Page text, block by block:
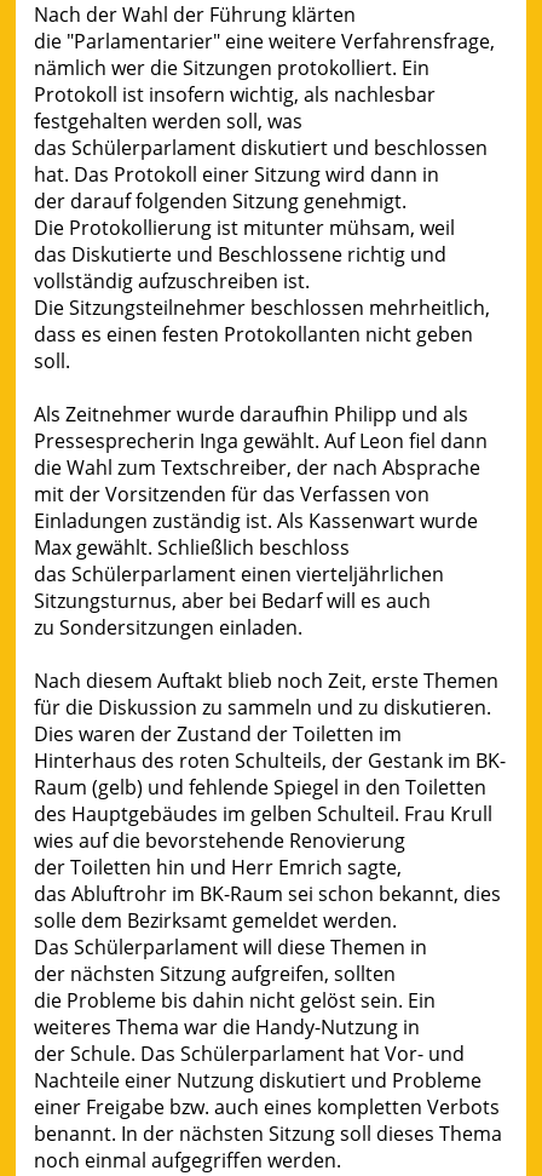
Nach der Wahl der Führung klärten
die "Parlamentarier" eine weitere Verfahrensfrage,
nämlich wer die Sitzungen protokolliert. Ein
Protokoll ist insofern wichtig, als nachlesbar
festgehalten werden soll, was
das Schülerparlament diskutiert und beschlossen
hat. Das Protokoll einer Sitzung wird dann in
der darauf folgenden Sitzung genehmigt.
Die Protokollierung ist mitunter mühsam, weil
das Diskutierte und Beschlossene richtig und
vollständig aufzuschreiben ist.
Die Sitzungsteilnehmer beschlossen mehrheitlich,
dass es einen festen Protokollanten nicht geben
soll.
Als Zeitnehmer wurde daraufhin Philipp und als
Pressesprecherin Inga gewählt. Auf Leon fiel dann
die Wahl zum Textschreiber, der nach Absprache
mit der Vorsitzenden für das Verfassen von
Einladungen zuständig ist. Als Kassenwart wurde
Max gewählt. Schließlich beschloss
das Schülerparlament einen vierteljährlichen
Sitzungsturnus, aber bei Bedarf will es auch
zu Sondersitzungen einladen.
Nach diesem Auftakt blieb noch Zeit, erste Themen
für die Diskussion zu sammeln und zu diskutieren.
Dies waren der Zustand der Toiletten im
Hinterhaus des roten Schulteils, der Gestank im BK-
Raum (gelb) und fehlende Spiegel in den Toiletten
des Hauptgebäudes im gelben Schulteil. Frau Krull
wies auf die bevorstehende Renovierung
der Toiletten hin und Herr Emrich sagte,
das Abluftrohr im BK-Raum sei schon bekannt, dies
solle dem Bezirksamt gemeldet werden.
Das Schülerparlament will diese Themen in
der nächsten Sitzung aufgreifen, sollten
die Probleme bis dahin nicht gelöst sein. Ein
weiteres Thema war die Handy-Nutzung in
der Schule. Das Schülerparlament hat Vor- und
Nachteile einer Nutzung diskutiert und Probleme
einer Freigabe bzw. auch eines kompletten Verbots
benannt. In der nächsten Sitzung soll dieses Thema
noch einmal aufgegriffen werden.